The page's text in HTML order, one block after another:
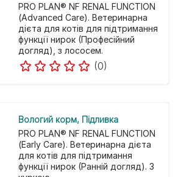
PRO PLAN® NF RENAL FUNCTION
(Advanced Care). Ветеринарна
дієта для котів для підтримання
функції нирок (Професійний
догляд), з лососем.
(0)
Вологий корм Підливка
PRO PLAN® NF RENAL FUNCTION
(Early Care). Ветеринарна дієта
для котів для підтримання
функції нирок (Ранній догляд). З